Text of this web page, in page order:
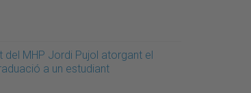
del MHP Jordi Pujol atorgant el
a un estudiant